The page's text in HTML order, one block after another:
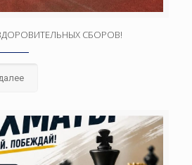
СБОРОВ!